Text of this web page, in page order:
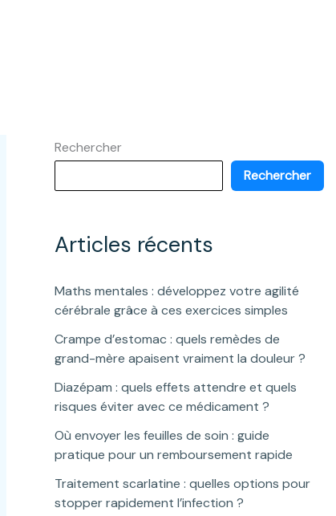
Rechercher
Rechercher
Articles récents
Maths mentales : développez votre agilité
cérébrale grâce à ces exercices simples
Crampe d’estomac : quels remèdes de
grand-mère apaisent vraiment la douleur ?
Diazépam : quels effets attendre et quels
risques éviter avec ce médicament ?
Où envoyer les feuilles de soin : guide
pratique pour un remboursement rapide
Traitement scarlatine : quelles options pour
stopper rapidement l’infection ?